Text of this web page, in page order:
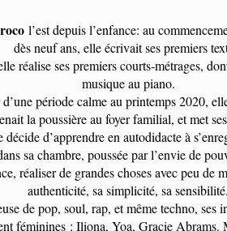
l’est depuis l’enfance: au
dès neuf ans, elle écrivait ses premiers
réalise ses premiers courts-métrages,
musique au piano.
période calme au printemps 2020,
la poussière au foyer familial, et met
d’apprendre en autodidacte à
sa chambre, poussée par l’envie de
réaliser de grandes choses avec peu de
authenticité, sa simplicité, sa sensibilité.
de pop, soul, rap, et même techno, ses
féminines : Iliona, Yoa, Gracie Abrams.